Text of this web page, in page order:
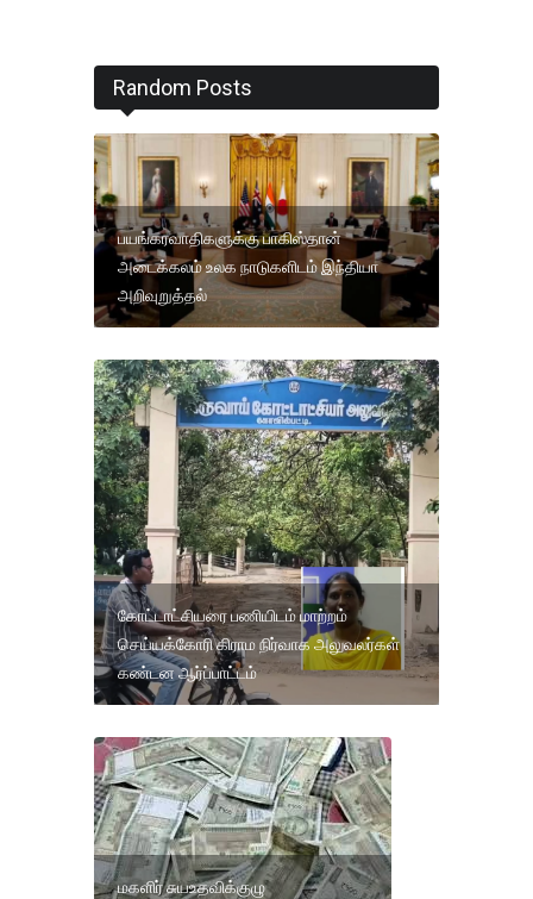
Random Posts
பயங்கரவாதிகளுக்கு பாகிஸ்தான்
அடைக்கலம் உலக நாடுகளிடம் இந்தியா
அறிவுறுத்தல்
கோட்டாட்சியரை பணியிடம் மாற்றம்
செய்யக்கோரி கிராம நிர்வாக அலுவலர்கள்
கண்டன ஆர்ப்பாட்டம்
மகளிர் சுயஉதவிக்குழு